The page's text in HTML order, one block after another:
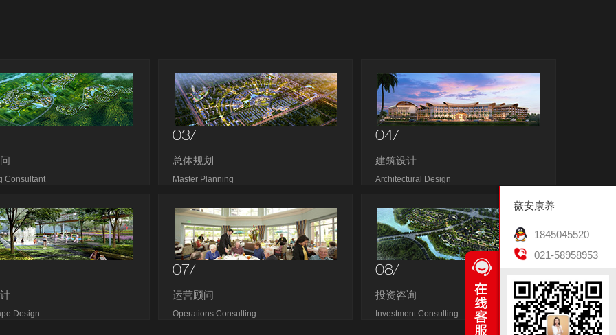
Consultant
03/
总体规划
Master Planning
04/
建筑设计
Architectural Design
Design
07/
运营顾问
Operations Consulting
08/
投资咨询
Investment Consulting
薇安康养
1845045520
021-58958953